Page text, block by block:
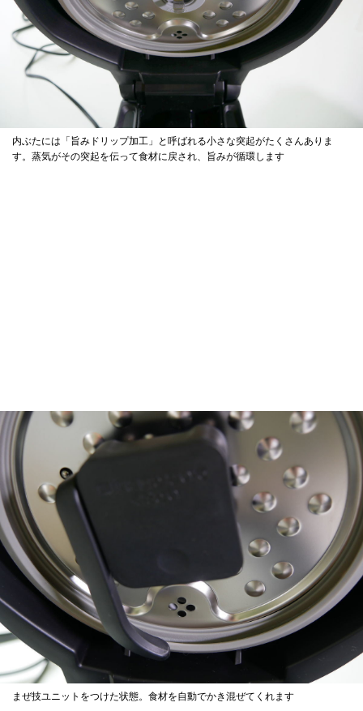
内ぶたには「旨みドリップ加工」と呼ばれる小さな突起がたくさんありま
す。蒸気がその突起を伝って食材に戻され、旨みが循環します
まぜ技ユニットをつけた状態。食材を自動でかき混ぜてくれます